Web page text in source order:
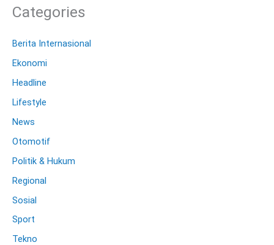
Categories
Berita Internasional
Ekonomi
Headline
Lifestyle
News
Otomotif
Politik & Hukum
Regional
Sosial
Sport
Tekno